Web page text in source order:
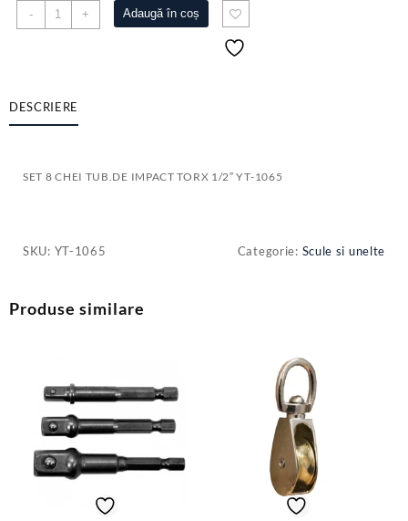
-
Cantitate
SET
IMPACT
TORX
1065
+ Adaugă în coș
DESCRIERE
SET 8 CHEI TUB.DE IMPACT TORX 1/2″ YT-1065
SKU: YT-1065 Categorie: Scule si unelte
Produse similare